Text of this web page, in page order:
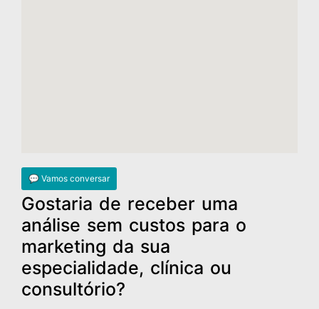
💬 Vamos conversar
Gostaria de receber uma
análise sem custos para o
marketing da sua
especialidade, clínica ou
consultório?